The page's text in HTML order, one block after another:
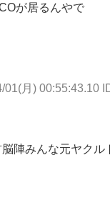
が居るんやで
01(月) 00:55:43.10
陣みんな元ヤクル